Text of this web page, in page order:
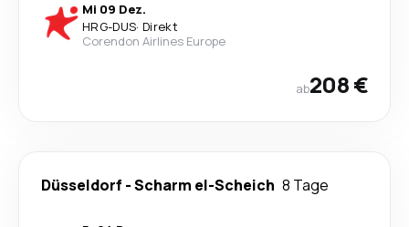
Mi 09 Dez.
HRG-DUS· Direkt
Corendon Airlines Europe
ab208 €
Düsseldorf -Scharm el-Scheich 8 Tage